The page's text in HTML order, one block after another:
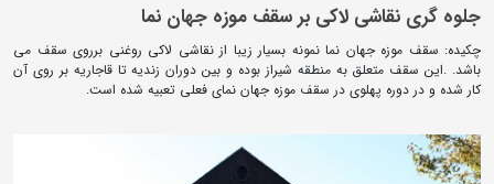
جلوه گری نقاشی لاکی بر سقف موزه جهان نما
چکیده: سقف موزه جهان نما نمونه بسیار زیبا از نقاشی لاکی روغنی برروی سقف می
باشد. .این سقف متعلق به منطقه شیراز بوده و بین دوران زندیه تا قاجاریه بر روی آن
کار شده و در دوره پهلوی در سقف موزه جهان نمای فعلی تعبیه شده است.